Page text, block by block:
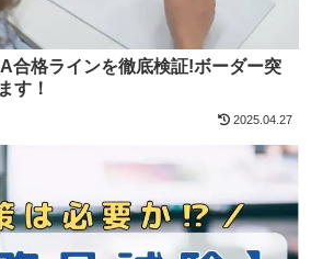
合格ラインを徹底検証!ボーダー突
す！
2025.04.27